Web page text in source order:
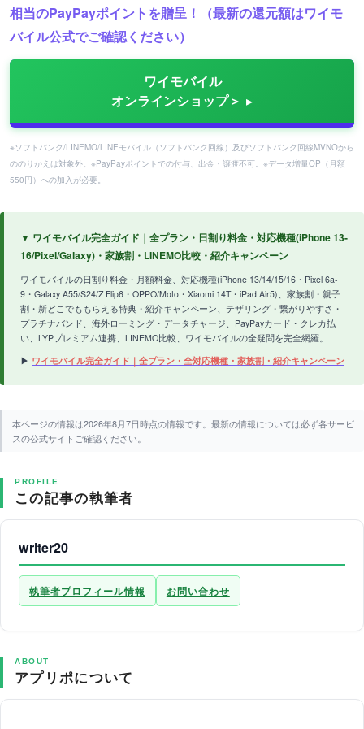
相当のPayPayポイントを贈呈！（最新の還元額はワイモ
バイル公式でご確認ください）
ワイモバイル
オンラインショップ＞
※ソフトバンク/LINEMO/LINEモバイル（ソフトバンク回線）及びソフトバンク回線MVNOから
ののりかえは対象外。※PayPayポイントでの付与、出金・譲渡不可。※データ増量OP（月額
550円）への加入が必要。
▼ ワイモバイル完全ガイド｜全プラン・日割り料金・対応機種(iPhone 13-
16/Pixel/Galaxy)・家族割・LINEMO比較・紹介キャンペーン
ワイモバイルの日割り料金・月額料金、対応機種(iPhone 13/14/15/16・Pixel 6a-
9・Galaxy A55/S24/Z Flip6・OPPO/Moto・Xiaomi 14T・iPad Air5)、家族割・親子
割・新どこでももらえる特典・紹介キャンペーン、テザリング・繋がりやすさ・
プラチナバンド、海外ローミング・データチャージ、PayPayカード・クレカ払
い、LYPプレミアム連携、LINEMO比較、ワイモバイルの全疑問を完全網羅。
▶ ワイモバイル完全ガイド｜全プラン・全対応機種・家族割・紹介キャンペーン
本ページの情報は2026年8月7日時点の情報です。最新の情報については必ず各サービ
スの公式サイトご確認ください。
PROFILE
この記事の執筆者
writer20
執筆者プロフィール情報 お問い合わせ
ABOUT
アプリポについて